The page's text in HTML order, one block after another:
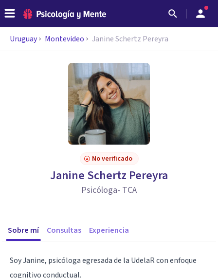
Uruguay Montevideo Janine Schertz Pereyra
No verificado
Janine Schertz Pereyra
Psicóloga- TCA
Sobre mí Consultas Experiencia
Soy Janine, psicóloga egresada de la UdelaR con enfoque
cognitivo conductual.